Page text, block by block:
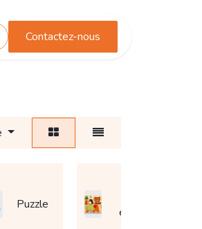
Contactez-nous
Contactez-nous
Puzzle
en bois